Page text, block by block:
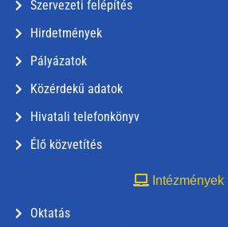
Szervezeti felépítés
Hirdetmények
Pályázatok
Közérdekű adatok
Hivatali telefonkönyv
Élő közvetítés
Intézmények
Oktatás